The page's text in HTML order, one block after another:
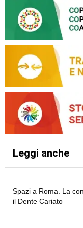
Leggi anche
Spazi a Roma. La
il Dente Cariato